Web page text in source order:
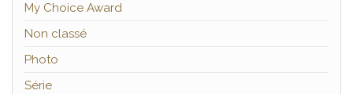
My Choice Award
Non classé
Photo
Série